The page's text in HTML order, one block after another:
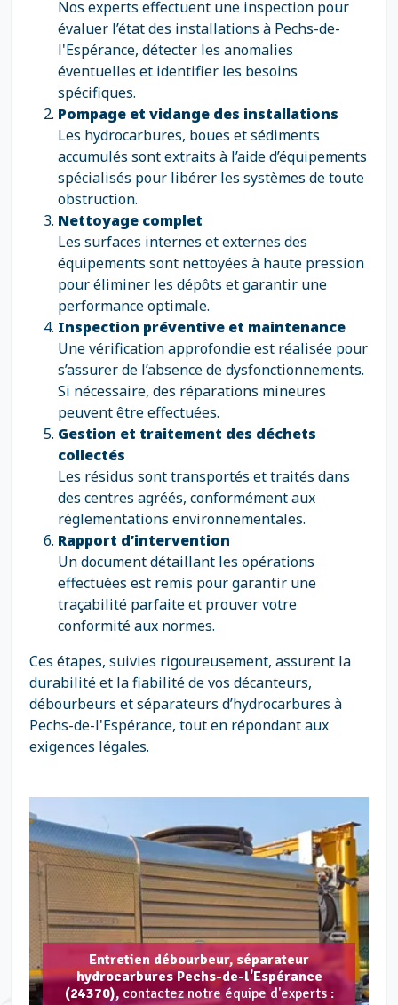
Nos experts effectuent une inspection pour
évaluer l’état des installations à Pechs-de-
l'Espérance, détecter les anomalies
éventuelles et identifier les besoins
spécifiques.
Pompage et vidange des installations
Les hydrocarbures, boues et sédiments
accumulés sont extraits à l’aide d’équipements
spécialisés pour libérer les systèmes de toute
obstruction.
Nettoyage complet
Les surfaces internes et externes des
équipements sont nettoyées à haute pression
pour éliminer les dépôts et garantir une
performance optimale.
Inspection préventive et maintenance
Une vérification approfondie est réalisée pour
s’assurer de l’absence de dysfonctionnements.
Si nécessaire, des réparations mineures
peuvent être effectuées.
Gestion et traitement des déchets
collectés
Les résidus sont transportés et traités dans
des centres agréés, conformément aux
réglementations environnementales.
Rapport d’intervention
Un document détaillant les opérations
effectuées est remis pour garantir une
traçabilité parfaite et prouver votre
conformité aux normes.
Ces étapes, suivies rigoureusement, assurent la
durabilité et la fiabilité de vos décanteurs,
débourbeurs et séparateurs d’hydrocarbures à
Pechs-de-l'Espérance, tout en répondant aux
exigences légales.
Entretien débourbeur, séparateur
hydrocarbures Pechs-de-l'Espérance
(24370), contactez notre équipe d'experts :